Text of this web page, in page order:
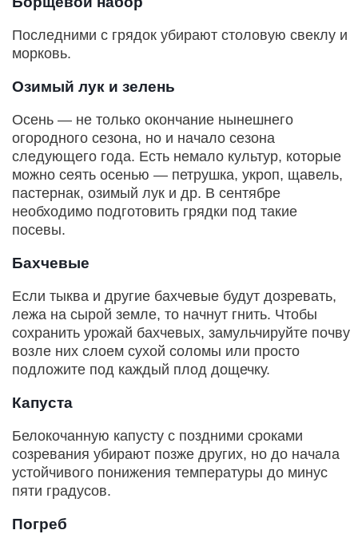
Последними с грядок убирают столовую свеклу и
морковь.
Озимый лук и зелень
Осень — не только окончание нынешнего
огородного сезона, но и начало сезона
следующего года. Есть немало культур, которые
можно сеять осенью — петрушка, укроп, щавель,
пастернак, озимый лук и др. В сентябре
необходимо подготовить грядки под такие
посевы.
Бахчевые
Если тыква и другие бахчевые будут дозревать,
лежа на сырой земле, то начнут гнить. Чтобы
сохранить урожай бахчевых, замульчируйте почву
возле них слоем сухой соломы или просто
подложите под каждый плод дощечку.
Капуста
Белокочанную капусту с поздними сроками
созревания убирают позже других, но до начала
устойчивого понижения температуры до минус
пяти градусов.
Погреб